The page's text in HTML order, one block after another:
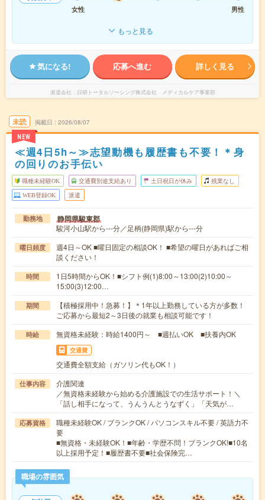
女性
男性
もっと見る
気になる! 応募へ進む 詳しく見る
派遣会社 日研トータルソーシング株式会社 メディカルケア事業部
未読
NEW
掲載日 2026/08/07
≪週4日5h～≫志望動機も履歴書も不要！＊身
の回りのお手伝い
職種未経験OK 交通費別途支給あり 土日祝日が休み 残業なし
WEB登録OK 派遣
勤務地 静岡県駿東郡
駿河小山駅から---分／足柄(静岡県)駅から---分
曜日頻度
週4日～OK ■曜日固定の相談OK！ ■希望の曜日があればご相
談ください！
時間
1日5時間からOK！■シフト例(1)8:00～13:00(2)10:00～
15:00(3)12:00…
期間
【積極採用中！急募！】＊1年以上勤務している方が多数！
ご応募から最短2～3日後の就業も相談可能です！
時給 無資格未経験：時給1400円～ ■週払いOK ■扶養内OK
交通費
交通費全額支給（ガソリン代もOK！）
仕事内容
介護関連
／無資格未経験から始める介護施設での生活サポート！＼
「話し相手になって、うんうんとうなずく」「天気が…
応募資格
職種未経験OK / ブランクOK / パソコンスキル不要 / 英語力不
要
■無資格・未経験OK！■年齢・学歴不問！ブランクOK!■10名
以上採用予定！■履歴書不要■社会保険完…
職場の雰囲気